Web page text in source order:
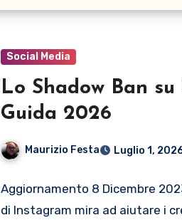
Social Media
Lo Shadow Ban
Guida 2026
Maurizio Festa Luglio 1,
Aggiornamento 8 Dicembre
di Instagram mira ad aiutare i